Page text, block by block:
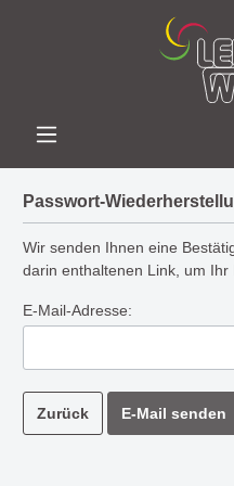
Passwort-
Wir senden Ihnen eine
darin enthaltenen Link, um Ihr
E-Mail-Adresse:
Zurück E-Mail senden